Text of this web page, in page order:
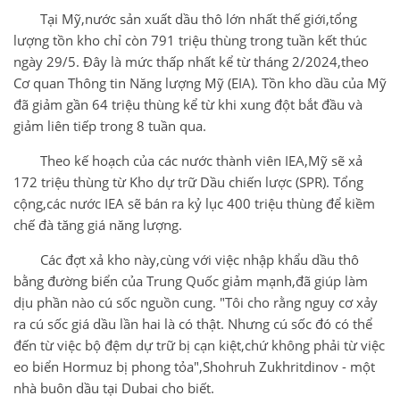
Tại Mỹ,nước sản xuất dầu thô lớn nhất thế giới,tổng
lượng tồn kho chỉ còn 791 triệu thùng trong tuần kết thúc
ngày 29/5. Đây là mức thấp nhất kể từ tháng 2/2024,theo
Cơ quan Thông tin Năng lượng Mỹ (EIA). Tồn kho dầu của Mỹ
đã giảm gần 64 triệu thùng kể từ khi xung đột bắt đầu và
giảm liên tiếp trong 8 tuần qua.
Theo kế hoạch của các nước thành viên IEA,Mỹ sẽ xả
172 triệu thùng từ Kho dự trữ Dầu chiến lược (SPR). Tổng
cộng,các nước IEA sẽ bán ra kỷ lục 400 triệu thùng để kiềm
chế đà tăng giá năng lượng.
Các đợt xả kho này,cùng với việc nhập khẩu dầu thô
bằng đường biển của Trung Quốc giảm mạnh,đã giúp làm
dịu phần nào cú sốc nguồn cung. "Tôi cho rằng nguy cơ xảy
ra cú sốc giá dầu lần hai là có thật. Nhưng cú sốc đó có thể
đến từ việc bộ đệm dự trữ bị cạn kiệt,chứ không phải từ việc
eo biển Hormuz bị phong tỏa",Shohruh Zukhritdinov - một
nhà buôn dầu tại Dubai cho biết.